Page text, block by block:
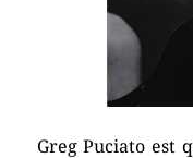
Greg Puciato est